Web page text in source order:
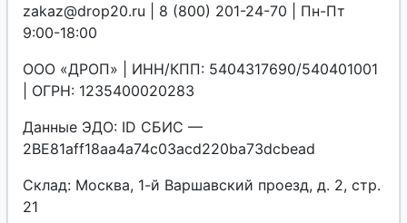
zakaz@drop20.ru | 8 (800) 201-24-70 | Пн-Пт
9:00-18:00
ООО «ДРОП» | ИНН/КПП: 5404317690/540401001
| ОГРН: 1235400020283
Данные ЭДО: ID СБИС —
2BE81aff18aa4a74c03acd220ba73dcbead
Склад: Москва, 1-й Варшавский проезд, д. 2, стр.
21